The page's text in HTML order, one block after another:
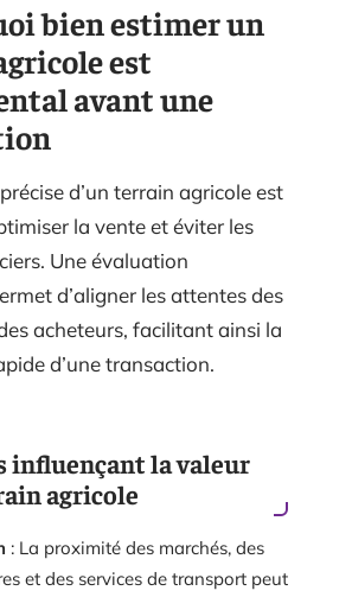
bien estimer un
est
avant une
d’un terrain agricole est
la vente et éviter les
Une évaluation
d’aligner les attentes des
acheteurs, facilitant ainsi la
d’une transaction.
influençant la valeur
agricole
: La proximité des marchés, des
et des services de transport peut